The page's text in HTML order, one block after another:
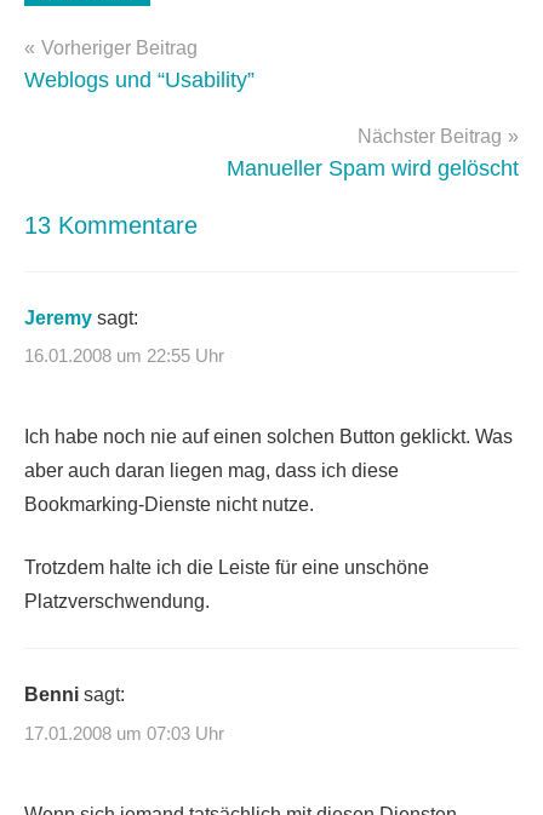
usability
Beitragsnavigation
Vorheriger Beitrag
Weblogs und “Usability”
Nächster Beitrag
Manueller Spam wird gelöscht
13 Kommentare
Jeremy sagt:
16.01.2008 um 22:55 Uhr
Ich habe noch nie auf einen solchen Button geklickt. Was
aber auch daran liegen mag, dass ich diese
Bookmarking-Dienste nicht nutze.
Trotzdem halte ich die Leiste für eine unschöne
Platzverschwendung.
Benni sagt:
17.01.2008 um 07:03 Uhr